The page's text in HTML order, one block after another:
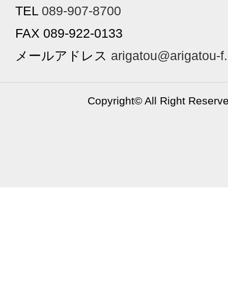
TEL 089-907-8700
FAX 089-922-0133
メールアドレス arigatou@arigatou-
Copyright© All Right